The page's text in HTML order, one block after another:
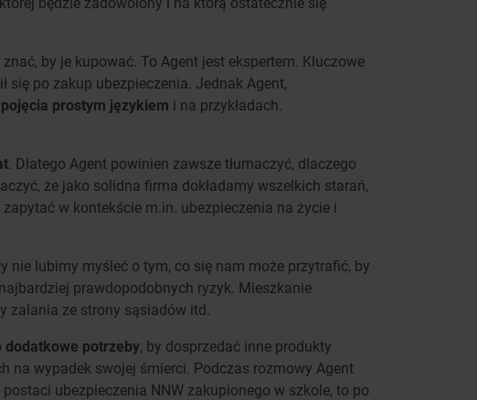
znać, by je kupować. To Agent jest ekspertem. Kluczowe
się po zakup ubezpieczenia. Jednak Agent,
prostym językiem i na przykładach.
. Dlatego Agent powinien zawsze tłumaczyć, dlaczego
że jako solidna firma dokładamy wszelkich starań,
w kontekście m.in. ubezpieczenia na życie i
nie lubimy myśleć o tym, co się nam może przytrafić, by
prawdopodobnych ryzyk. Mieszkanie
zalania ze strony sąsiadów itd.
dodatkowe potrzeby, by dosprzedać inne produkty
na wypadek swojej śmierci. Podczas rozmowy Agent
ubezpieczenia NNW zakupionego w szkole, to po